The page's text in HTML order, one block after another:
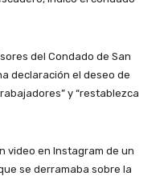
del Condado de San
declaración el deseo de
y “restablezca
video en Instagram de un
se derramaba sobre la